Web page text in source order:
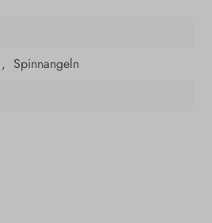
Spinnangeln